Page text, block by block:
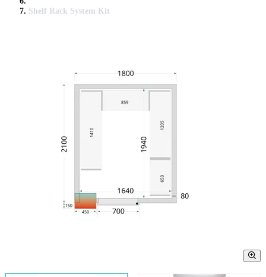
Shelf Rack System Kit